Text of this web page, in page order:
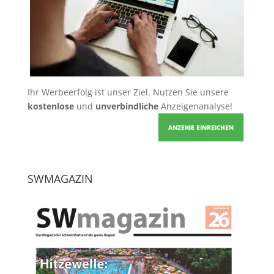
Ihr Werbeerfolg ist unser Ziel. Nutzen Sie unsere
kostenloseund unverbindlicheAnzeigenanalyse!
ANZEIGE EINREICHEN
SWMAGAZIN